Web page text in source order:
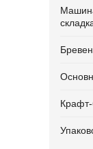
Крафт-